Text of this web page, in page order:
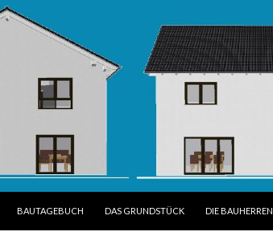
BAUTAGEBUCH
DAS GRUNDSTÜCK DIE BAUHERREN